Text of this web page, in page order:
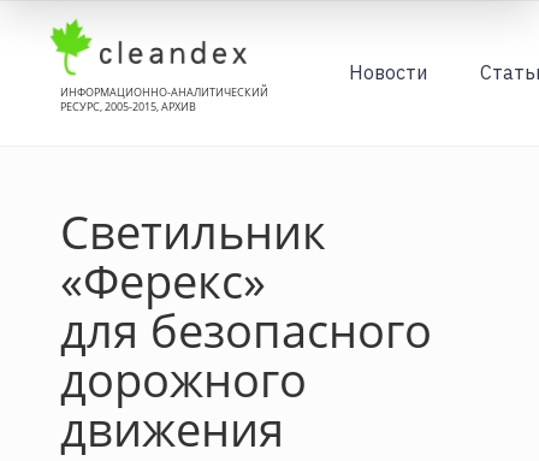
ИНФОРМАЦИОННО-АНАЛИТИЧЕСКИЙ
РЕСУРС, 2005-2015, АРХИВ
Новости
Светильник
«Ферекс»
для безопасного
дорожного
движения